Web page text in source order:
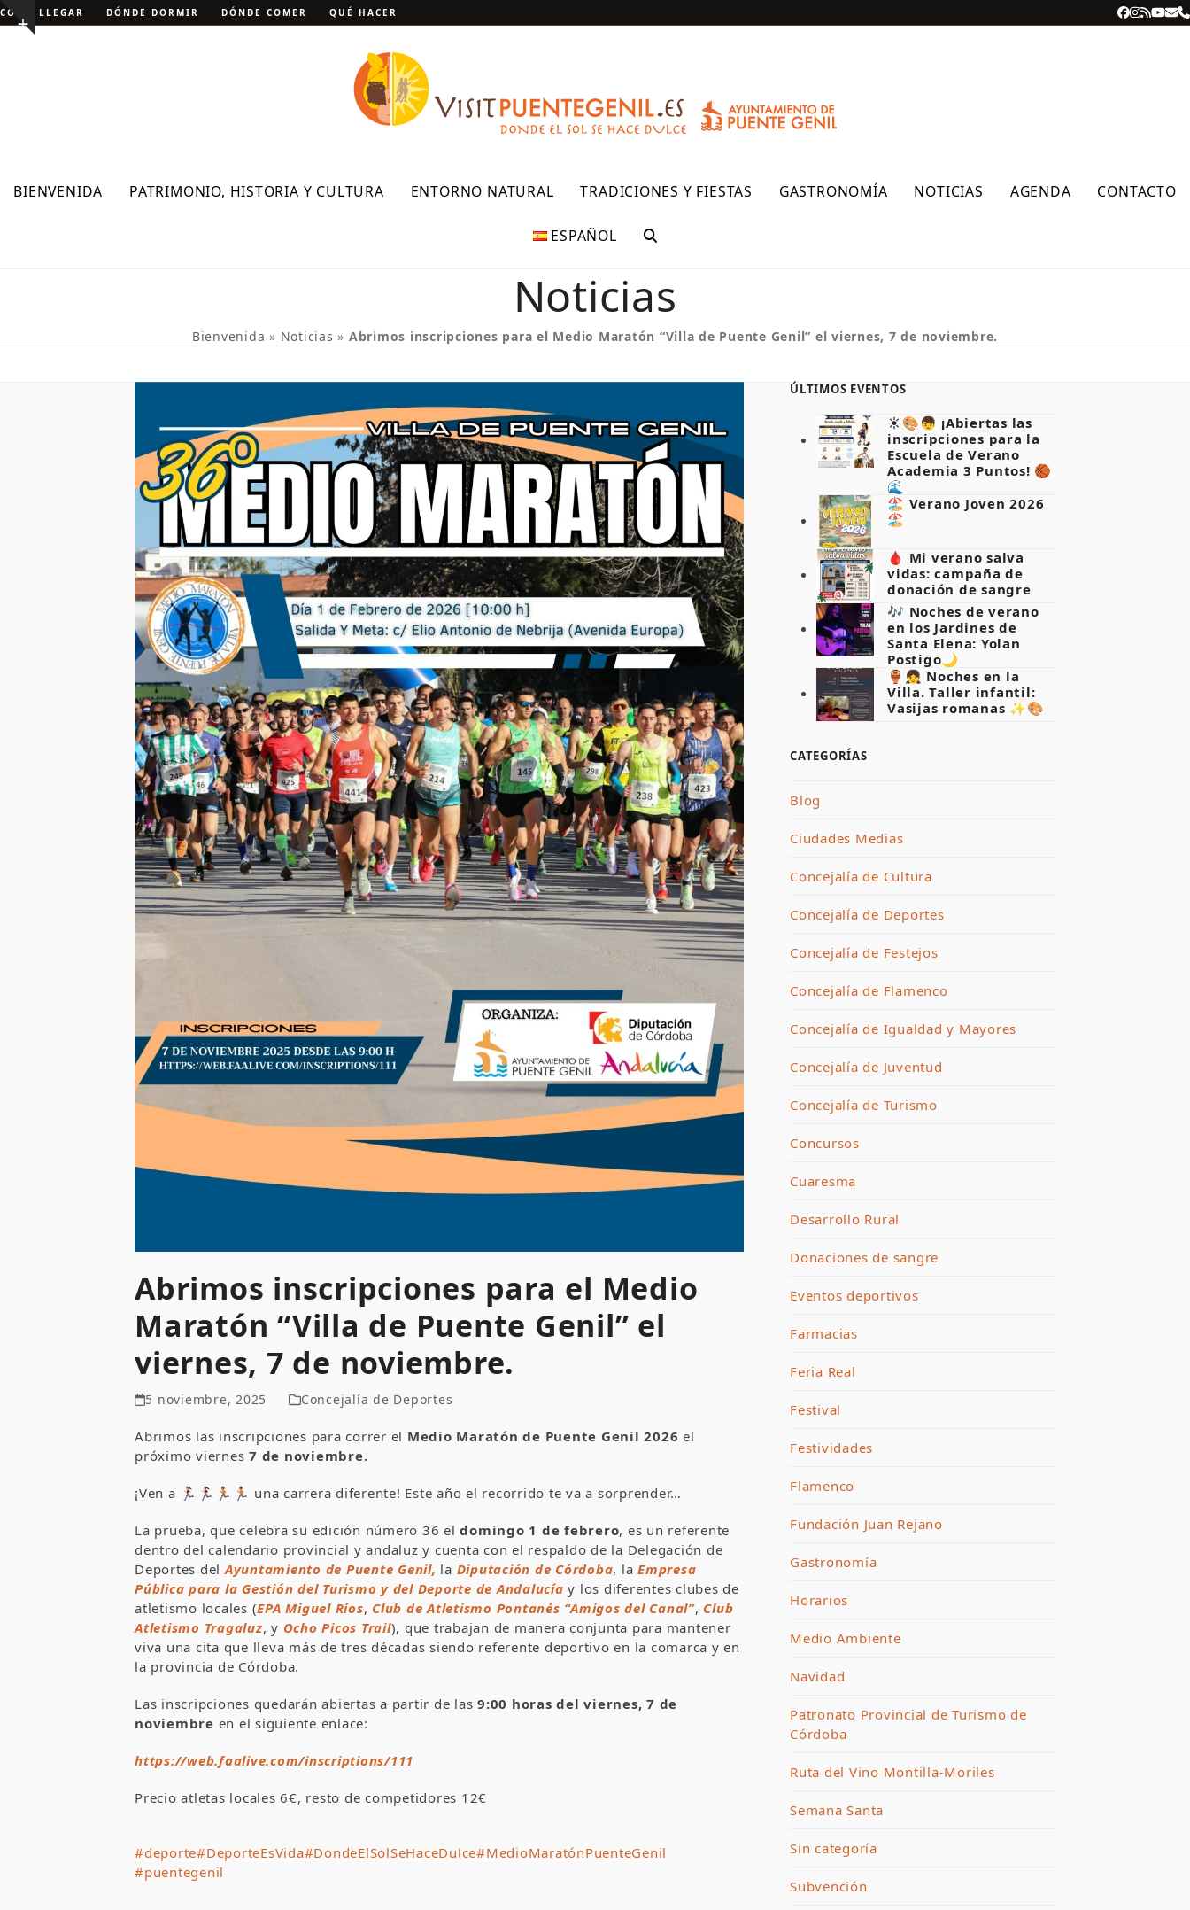
Skip
to Show
CÓMO LLEGAR DÓNDE DORMIR DÓNDE COMER QUÉ HACER Facebook
RSS
BIENVENIDA PATRIMONIO, HISTORIA Y CULTURA ENTORNO NATURAL TRADICIONES Y FIESTAS GASTRONOMÍA NOTICIAS AGENDA CONTACTO
ESPAÑOL
Noticias
Bienvenida » Noticias » Abrimos inscripciones para el Medio Maratón “Villa de Puente Genil” el viernes, 7 de noviembre.
Abrimos inscripciones para el Medio
Maratón “Villa de Puente Genil” el
viernes, 7 de noviembre.
5 noviembre, 2025 Concejalía de Deportes
Abrimos las inscripciones para correr el Medio Maratón de Puente Genil 2026 el
próximo viernes 7 de noviembre.
¡Ven a 🏃‍♀🏃‍♀🏃🏽🏃🏽 una carrera diferente! Este año el recorrido te va a sorprender…
La prueba, que celebra su edición número 36 eldomingo 1 de febrero, es un referente
dentro del calendario provincial y andaluz y cuenta con el respaldo de la Delegación de
Deportes del Ayuntamiento de Puente Genil, la Diputación de Córdoba, la Empresa
Pública para la Gestión del Turismo y del Deporte de Andalucía y los diferentes clubes de
atletismo locales (EPA Miguel Ríos, Club de Atletismo Pontanés “Amigos del Canal”, Club
Atletismo Tragaluz, y Ocho Picos Trail), que trabajan de manera conjunta para mantener
viva una cita que lleva más de tres décadas siendo referente deportivo en la comarca y en
la provincia de Córdoba.
Las inscripciones quedarán abiertas a partir de las 9:00 horas del viernes, 7 de
noviembre en el siguiente enlace:
https://web.faalive.com/inscriptions/111
Precio atletas locales 6€, resto de competidores 12€
#deporte#DeporteEsVida#DondeElSolSeHaceDulce#MedioMaratónPuenteGenil
#puentegenil
ÚLTIMOS EVENTOS
☀️🎨👦 ¡Abiertas las
inscripciones para la
Escuela de Verano
Academia 3 Puntos! 🏀
🌊
🏖️ Verano Joven 2026
🏖️
🩸 Mi verano salva
vidas: campaña de
donación de sangre
🎶 Noches de verano
en los Jardines de
Santa Elena: Yolan
Postigo🌙
🏺👧 Noches en la
Villa. Taller infantil:
Vasijas romanas ✨🎨
CATEGORÍAS
Blog
Ciudades Medias
Concejalía de Cultura
Concejalía de Deportes
Concejalía de Festejos
Concejalía de Flamenco
Concejalía de Igualdad y Mayores
Concejalía de Juventud
Concejalía de Turismo
Concursos
Cuaresma
Desarrollo Rural
Donaciones de sangre
Eventos deportivos
Farmacias
Feria Real
Festival
Festividades
Flamenco
Fundación Juan Rejano
Gastronomía
Horarios
Medio Ambiente
Navidad
Patronato Provincial de Turismo de
Córdoba
Ruta del Vino Montilla-Moriles
Semana Santa
Sin categoría
Subvención